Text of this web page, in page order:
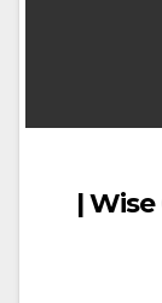
تحميل Wise Game Booster 1.5.7.81 |